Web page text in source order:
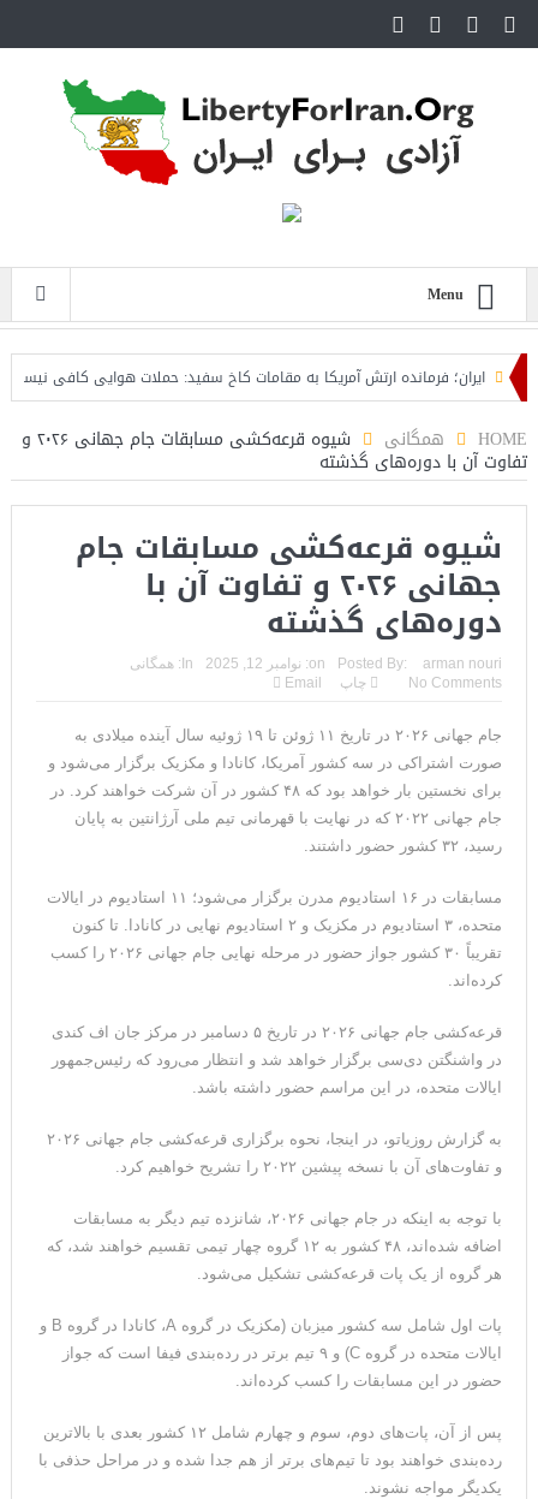
Menu
ایران؛ فرمانده ارتش آمریکا به مقامات کاخ سفید: حملات هوایی کافی نیست
HOME همگانی شیوه قرعه‌کشی مسابقات جام جهانی ۲۰۲۶ و
تفاوت آن با دوره‌های گذشته
شیوه قرعه‌کشی مسابقات جام
جهانی ۲۰۲۶ و تفاوت آن با
دوره‌های گذشته
Posted By: arman nouri
on: نوامبر 12, 2025 In: همگانی
No Comments
چاپ Email
جام جهانی ۲۰۲۶ در تاریخ ۱۱ ژوئن تا ۱۹ ژوئیه سال آینده میلادی به
صورت اشتراکی در سه کشور آمریکا، کانادا و مکزیک برگزار می‌شود و
برای نخستین بار خواهد بود که ۴۸ کشور در آن شرکت خواهند کرد. در
جام جهانی ۲۰۲۲ که در نهایت با قهرمانی تیم ملی آرژانتین به پایان
رسید، ۳۲ کشور حضور داشتند.
مسابقات در ۱۶ استادیوم مدرن برگزار می‌شود؛ ۱۱ استادیوم در ایالات
متحده، ۳ استادیوم در مکزیک و ۲ استادیوم نهایی در کانادا. تا کنون
تقریباً ۳۰ کشور جواز حضور در مرحله نهایی جام جهانی ۲۰۲۶ را کسب
کرده‌اند.
قرعه‌کشی جام جهانی ۲۰۲۶ در تاریخ ۵ دسامبر در مرکز جان اف کندی
در واشنگتن دی‌سی برگزار خواهد شد و انتظار می‌رود که رئیس‌جمهور
ایالات متحده، در این مراسم حضور داشته باشد.
به گزارش روزیاتو، در اینجا، نحوه برگزاری قرعه‌کشی جام جهانی ۲۰۲۶
و تفاوت‌های آن با نسخه پیشین ۲۰۲۲ را تشریح خواهیم کرد.
با توجه به اینکه در جام جهانی ۲۰۲۶، شانزده تیم دیگر به مسابقات
اضافه شده‌اند، ۴۸ کشور به ۱۲ گروه چهار تیمی تقسیم خواهند شد، که
هر گروه از یک پات قرعه‌کشی تشکیل می‌شود.
پات اول شامل سه کشور میزبان (مکزیک در گروه A، کانادا در گروه B و
ایالات متحده در گروه C) و ۹ تیم برتر در رده‌بندی فیفا است که جواز
حضور در این مسابقات را کسب کرده‌اند.
پس از آن، پات‌های دوم، سوم و چهارم شامل ۱۲ کشور بعدی با بالاترین
رده‌بندی خواهند بود تا تیم‌های برتر از هم جدا شده و در مراحل حذفی با
یکدیگر مواجه نشوند.